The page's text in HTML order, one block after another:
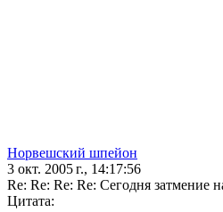
Норвешский шпейон
3 окт. 2005 г., 14:17:56
Re: Re: Re: Re: Сегодня затмение
Цитата: